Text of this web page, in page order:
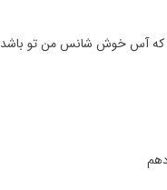
که آس خوش شانس من تو باشد